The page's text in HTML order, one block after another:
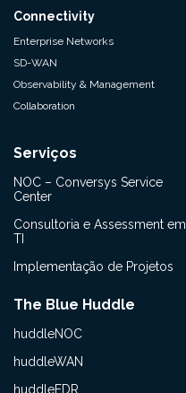
Connectivity
Enterprise Networks
SD-WAN
Observability & Management
Collaboration
Serviços
NOC – Conversys Service
Center
Consultoria e Assessment em
TI
Implementação de Projetos
The Blue Huddle
huddleNOC
huddleWAN
huddleEDR